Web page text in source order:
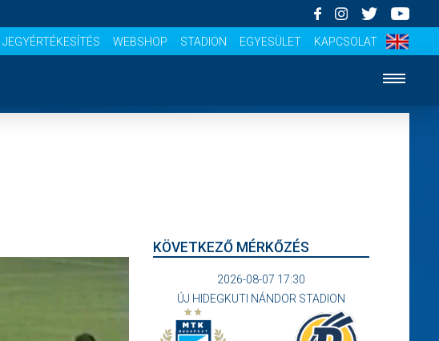
JEGYÉRTÉKESÍTÉS WEBSHOP STADION EGYESÜLET KAPCSOLAT
KÖVETKEZŐ MÉRKŐZÉS
2026-08-07 17:30
ÚJ HIDEGKUTI NÁNDOR STADION